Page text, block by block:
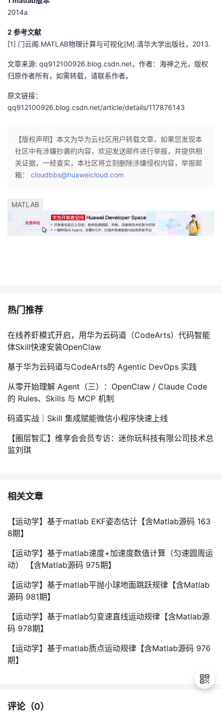
2014a
2 参考文献
[1] 门云阁.MATLAB物理计算与可视化[M].清华大学出版社，2013.
文章来源: qq912100926.blog.csdn.net，作者：海神之光，版权
归原作者所有，如需转载，请联系作者。
原文链接：
qq912100926.blog.csdn.net/article/details/117876143
【版权声明】本文为华为云社区用户转载文章，如果您发现本
社区中有涉嫌抄袭的内容，欢迎发送邮件进行举报，并提供相
关证据，一经查实，本社区将立刻删除涉嫌侵权内容，举报邮
箱： cloudbbs@huaweicloud.com
MATLAB
热门推荐
在线养虾模式开启，用华为云码道（CodeArts）代码智能
体Skill快速安装OpenClaw
基于华为云码道与CodeArts的 Agentic DevOps 实践
从零开始理解 Agent（三）：OpenClaw / Claude Code
的 Rules、Skills 与 MCP 机制
码道实战｜Skill 集成赋能微信小程序快速上线
【圈层智汇】维享会会员专访：迷你玩科技有限公司技术总
监刘琪
相关文章
【运动学】基于matlab EKF姿态估计【含Matlab源码 163
8期】
【运动学】基于matlab速度+加速度数值计算（匀速圆周运
动） 【含Matlab源码 975期】
【运动学】基于matlab平抛小球地面跳跃规律【含Matlab
源码 981期】
【运动学】基于matlab匀变速直线运动规律【含Matlab源
码 978期】
【运动学】基于matlab质点运动规律【含Matlab源码 976
期】
评论（0）